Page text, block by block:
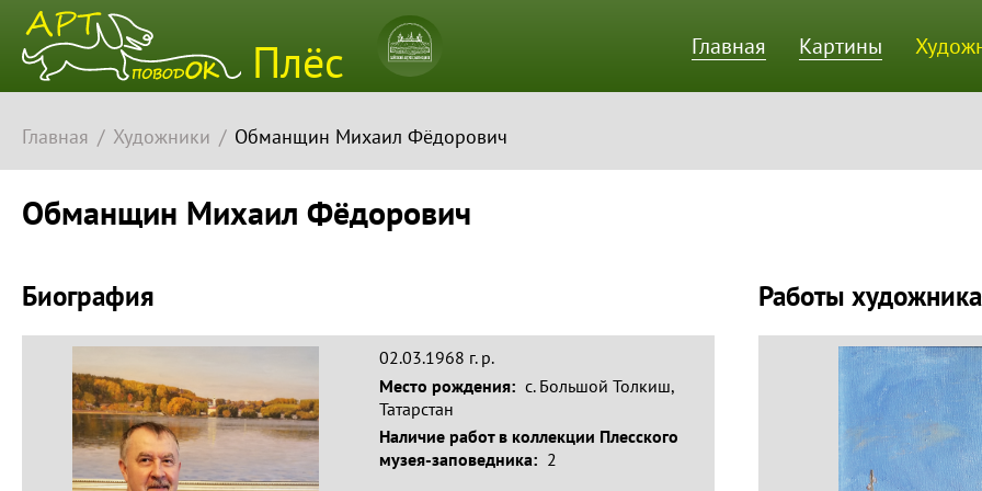
Плёс
Плёсский
музей-
заповедник
Главная Картины
Главная Художники Обманщин Михаил Фёдорович
Обманщин Михаил Фёдорович
Биография
02.03.1968 г. р.
Место рождения: с. Большой Толкиш,
Татарстан
Наличие работ в коллекции Плесского
музея-заповедника: 2
Работы художника